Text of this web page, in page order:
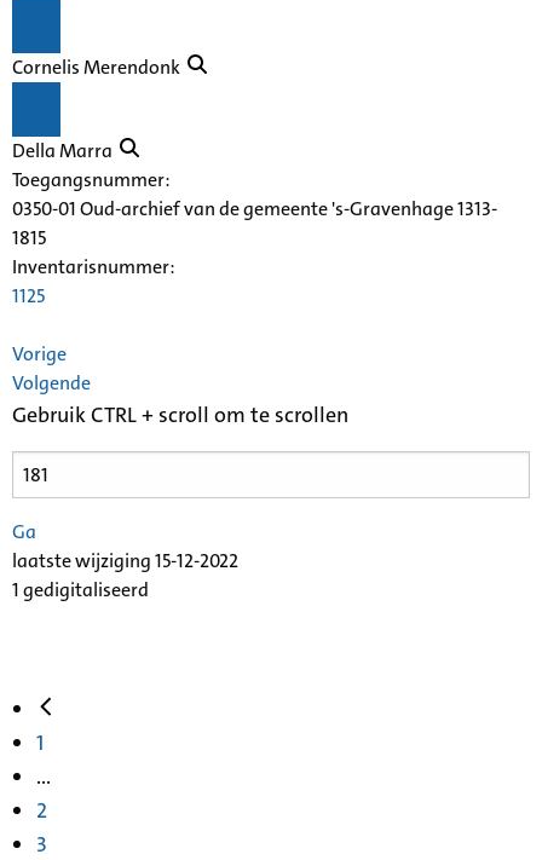
Cornelis Merendonk
Della Marra
Toegangsnummer:
0350-01 Oud-archief van de gemeente 's-Gravenhage 1313-
1815
Inventarisnummer:
1125
Vorige
Volgende
Gebruik CTRL + scroll om te scrollen
Ga
laatste wijziging 15-12-2022
1 gedigitaliseerd
1
...
2
3